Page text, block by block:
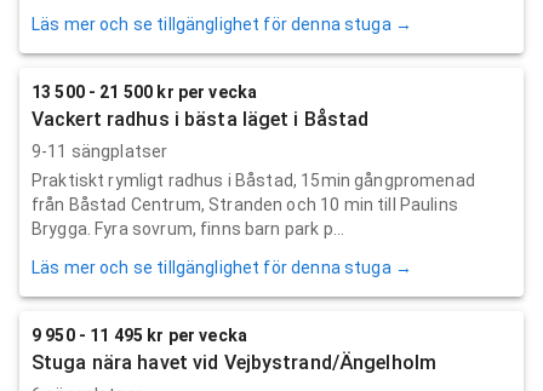
Läs mer och se tillgänglighet för denna stuga →
13 500 - 21 500 kr per vecka
Vackert radhus i bästa läget i Båstad
9-11 sängplatser
Praktiskt rymligt radhus i Båstad, 15min gångpromenad
från Båstad Centrum, Stranden och 10 min till Paulins
Brygga. Fyra sovrum, finns barn park p...
Läs mer och se tillgänglighet för denna stuga →
9 950 - 11 495 kr per vecka
Stuga nära havet vid Vejbystrand/Ängelholm